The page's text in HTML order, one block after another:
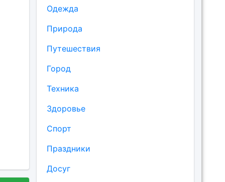
Одежда
Природа
Путешествия
Город
Техника
Здоровье
Спорт
Праздники
Досуг